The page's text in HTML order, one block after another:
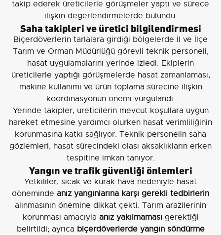
takip ederek üreticilerle görüşmeler yaptı ve sürece
ilişkin değerlendirmelerde bulundu.
Saha takipleri ve üretici bilgilendirmesi
Biçerdöverlerin tarlalara girdiği bölgelerde İl ve İlçe
Tarım ve Orman Müdürlüğü görevli teknik personeli,
hasat uygulamalarını yerinde izledi. Ekiplerin
üreticilerle yaptığı görüşmelerde hasat zamanlaması,
makine kullanımı ve ürün toplama sürecine ilişkin
koordinasyonun önemi vurgulandı.
Yerinde takipler, üreticilerin mevcut koşullara uygun
hareket etmesine yardımcı olurken hasat verimliliğinin
korunmasına katkı sağlıyor. Teknik personelin saha
gözlemleri, hasat sürecindeki olası aksaklıkların erken
tespitine imkan tanıyor.
Yangın ve trafik güvenliği önlemleri
Yetkililer, sıcak ve kurak hava nedeniyle hasat
döneminde anız yangınlarına karşı gerekli tedbirlerin
alınmasının önemine dikkat çekti. Tarım arazilerinin
korunması amacıyla anız yakılmaması gerektiği
belirtildi; ayrıca biçerdöverlerde yangın söndürme